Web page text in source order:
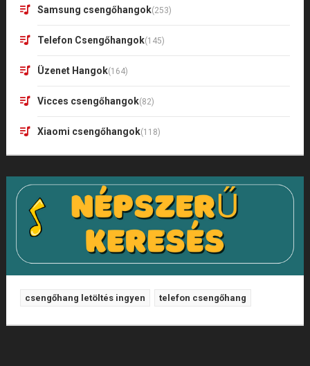
Samsung csengőhangok(253)
Telefon Csengőhangok(145)
Üzenet Hangok(164)
Vicces csengőhangok(82)
Xiaomi csengőhangok(118)
csengőhang letöltés ingyen telefon csengőhang